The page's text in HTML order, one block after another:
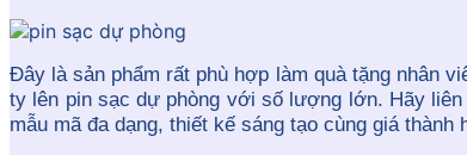
Đây là sản phẩm rất phù hợp làm quà tặng nhân
ty lên pin sạc dự phòng với số lượng lớn. Hãy
mẫu mã đa dạng, thiết kế sáng tạo cùng giá thành